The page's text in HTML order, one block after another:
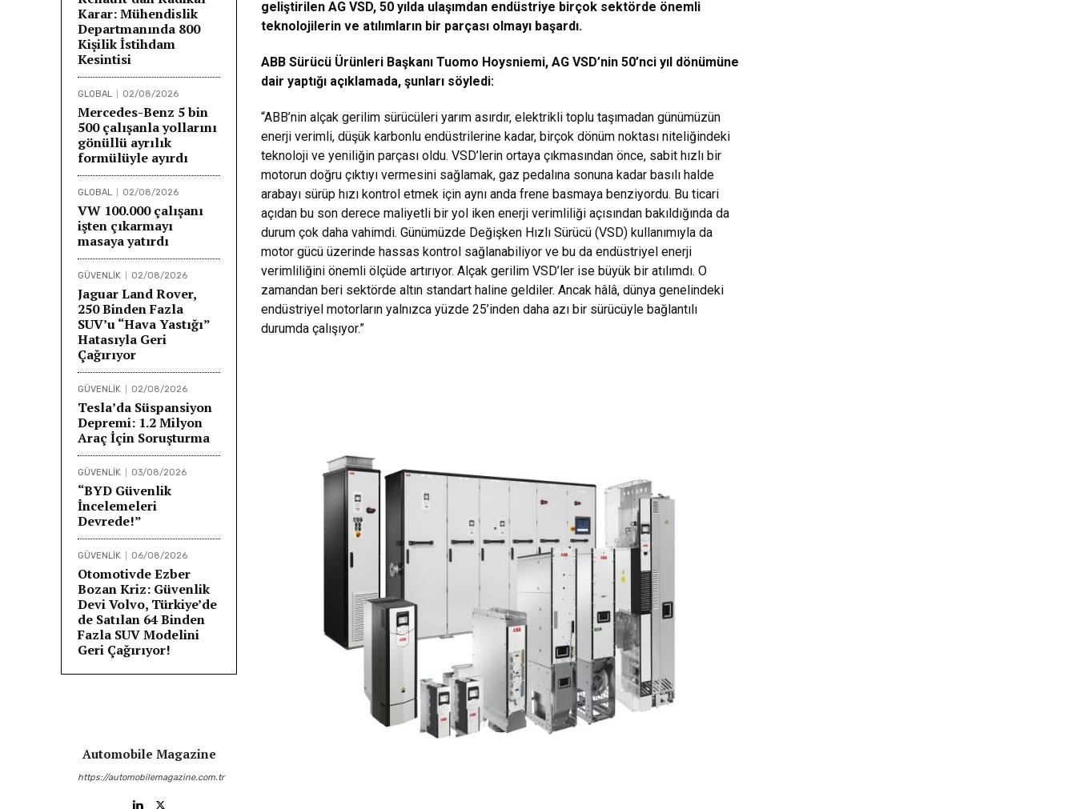
Karar: Mühendislik
Departmanında 800
Kişilik İstihdam
Kesintisi
GLOBAL 02/08/2026
Mercedes-Benz 5 bin
500 çalışanla yollarını
gönüllü ayrılık
formülüyle ayırdı
GLOBAL 02/08/2026
VW 100.000 çalışanı
işten çıkarmayı
masaya yatırdı
GÜVENLİK 02/08/2026
Jaguar Land Rover,
250 Binden Fazla
SUV’u “Hava Yastığı”
Hatasıyla Geri
Çağırıyor
GÜVENLİK 02/08/2026
Tesla’da Süspansiyon
Depremi: 1.2 Milyon
Araç İçin Soruşturma
GÜVENLİK 03/08/2026
“BYD Güvenlik
İncelemeleri
Devrede!”
GÜVENLİK 06/08/2026
Otomotivde Ezber
Bozan Kriz: Güvenlik
Devi Volvo, Türkiye’de
de Satılan 64 Binden
Fazla SUV Modelini
Geri Çağırıyor!
Automobile Magazine
https://automobilemagazine.com.tr
geliştirilen AG VSD, 50 yılda ulaşımdan endüstriye birçok sektörde önemli
teknolojilerin ve atılımların bir parçası olmayı başardı.
ABB Sürücü Ürünleri Başkanı Tuomo Hoysniemi, AG VSD’nin 50’nci yıl dönümüne
dair yaptığı açıklamada, şunları söyledi:
“ABB’nin alçak gerilim sürücüleri yarım asırdır, elektrikli toplu taşımadan günümüzün
enerji verimli, düşük karbonlu endüstrilerine kadar, birçok dönüm noktası niteliğindeki
teknoloji ve yeniliğin parçası oldu. VSD’lerin ortaya çıkmasından önce, sabit hızlı bir
motorun doğru çıktıyı vermesini sağlamak, gaz pedalına sonuna kadar basılı halde
arabayı sürüp hızı kontrol etmek için aynı anda frene basmaya benziyordu. Bu ticari
açıdan bu son derece maliyetli bir yol iken enerji verimliliği açısından bakıldığında da
durum çok daha vahimdi. Günümüzde Değişken Hızlı Sürücü (VSD) kullanımıyla da
motor gücü üzerinde hassas kontrol sağlanabiliyor ve bu da endüstriyel enerji
verimliliğini önemli ölçüde artırıyor. Alçak gerilim VSD’ler ise büyük bir atılımdı. O
zamandan beri sektörde altın standart haline geldiler. Ancak hâlâ, dünya genelindeki
endüstriyel motorların yalnızca yüzde 25’inden daha azı bir sürücüyle bağlantılı
durumda çalışıyor.”